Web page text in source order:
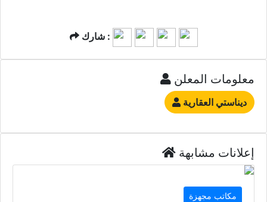
شارك :
معلومات المعلن
ديناستي العقارية
إعلانات مشابهة
مكاتب مجهزة